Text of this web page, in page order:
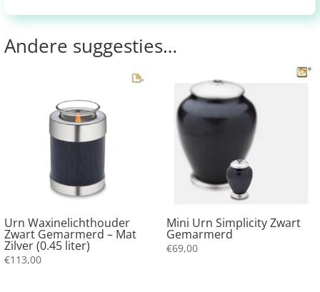
Andere suggesties…
Urn Waxinelichthouder
Zwart Gemarmerd – Mat
Zilver (0.45 liter)
€113,00
Mini Urn Simplicity Zwart
Gemarmerd
€69,00